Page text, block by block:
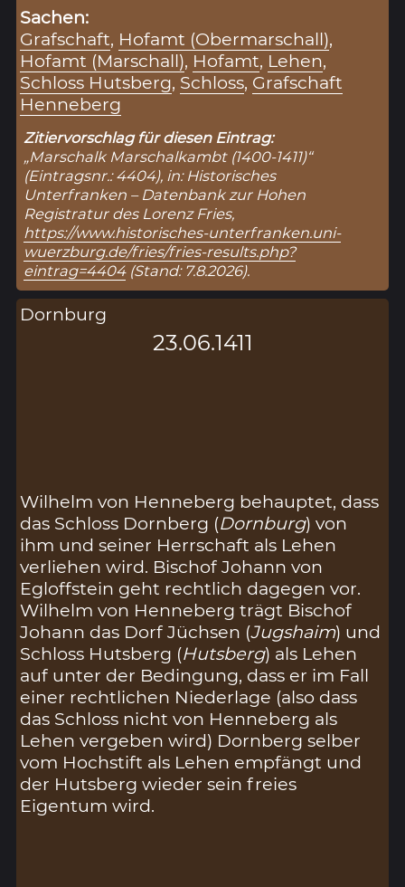
Sachen:
Grafschaft, Hofamt (Obermarschall),
Hofamt (Marschall), Hofamt, Lehen,
Schloss Hutsberg, Schloss, Grafschaft
Henneberg
Zitiervorschlag für diesen Eintrag:
„Marschalk Marschalkambt (1400-1411)“
(Eintragsnr.: 4404), in: Historisches
Unterfranken – Datenbank zur Hohen
Registratur des Lorenz Fries,
https://www.historisches-unterfranken.uni-
wuerzburg.de/fries/fries-results.php?
eintrag=4404(Stand: 7.8.2026).
Dornburg
23.06.1411
Wilhelm von Henneberg behauptet, dass
das Schloss Dornberg (Dornburg) von
ihm und seiner Herrschaft als Lehen
verliehen wird. Bischof Johann von
Egloffstein geht rechtlich dagegen vor.
Wilhelm von Henneberg trägt Bischof
Johann das Dorf Jüchsen (Jugshaim) und
Schloss Hutsberg (Hutsberg) als Lehen
auf unter der Bedingung, dass er im Fall
einer rechtlichen Niederlage (also dass
das Schloss nicht von Henneberg als
Lehen vergeben wird) Dornberg selber
vom Hochstift als Lehen empfängt und
der Hutsberg wieder sein freies
Eigentum wird.